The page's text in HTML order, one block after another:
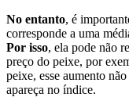
No entanto, é
corresponde a uma
Por isso, ela pode não
preço do peixe, por
peixe, esse aumento
apareça no índice.